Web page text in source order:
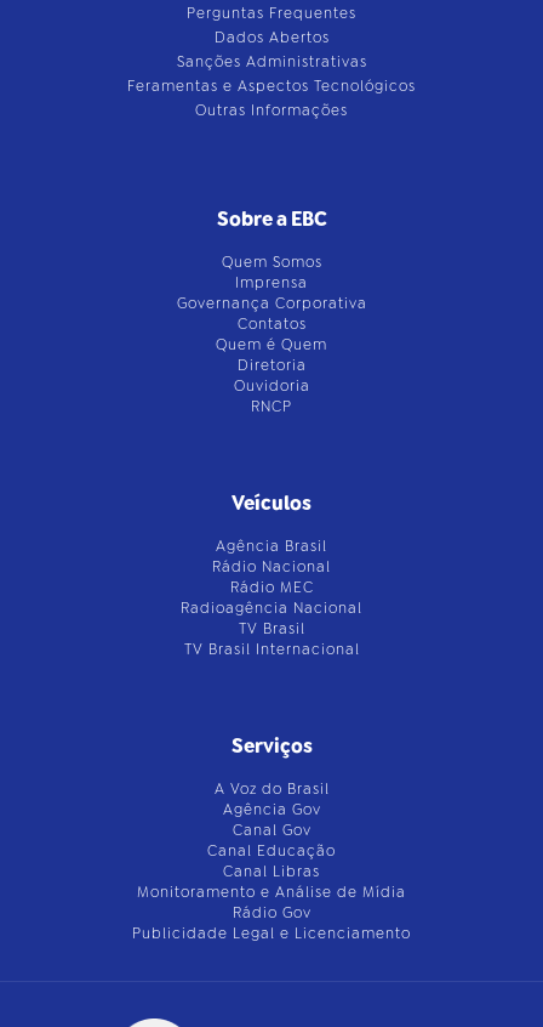
Perguntas Frequentes
Dados Abertos
Sanções Administrativas
Feramentas e Aspectos Tecnológicos
Outras Informações
Sobre a EBC
Quem Somos
Imprensa
Governança Corporativa
Contatos
Quem é Quem
Diretoria
Ouvidoria
RNCP
Veículos
Agência Brasil
Rádio Nacional
Rádio MEC
Radioagência Nacional
TV Brasil
TV Brasil Internacional
Serviços
A Voz do Brasil
Agência Gov
Canal Gov
Canal Educação
Canal Libras
Monitoramento e Análise de Mídia
Rádio Gov
Publicidade Legal e Licenciamento